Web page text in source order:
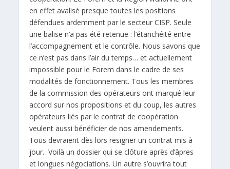
en effet avalisé presque toutes les positions
défendues ardemment par le secteur CISP. Seule
une balise n’a pas été retenue : l’étanchéité entre
l’accompagnement et le contrôle. Nous savons que
ce n’est pas dans l’air du temps… et actuellement
impossible pour le Forem dans le cadre de ses
modalités de fonctionnement. Tous les membres
de la commission des opérateurs ont marqué leur
accord sur nos propositions et du coup, les autres
opérateurs liés par le contrat de coopération
veulent aussi bénéficier de nos amendements.
Tous devraient dès lors resigner un contrat mis à
jour. Voilà un dossier qui se clôture après d’âpres
et longues négociations. Un autre s’ouvrira tout